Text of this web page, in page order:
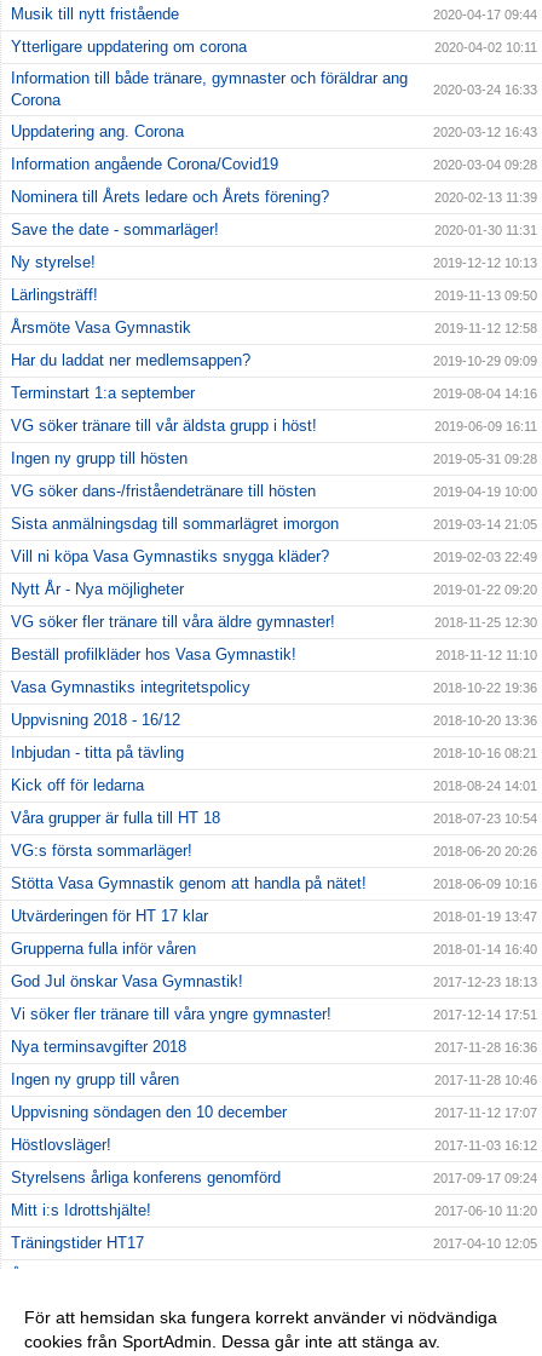
Musik till nytt fristående 2020-04-17 09:44
Ytterligare uppdatering om corona 2020-04-02 10:11
Information till både tränare, gymnaster och föräldrar ang
Corona
2020-03-24 16:33
Uppdatering ang. Corona 2020-03-12 16:43
Information angående Corona/Covid19 2020-03-04 09:28
Nominera till Årets ledare och Årets förening? 2020-02-13 11:39
Save the date - sommarläger! 2020-01-30 11:31
Ny styrelse! 2019-12-12 10:13
Lärlingsträff! 2019-11-13 09:50
Årsmöte Vasa Gymnastik 2019-11-12 12:58
Har du laddat ner medlemsappen? 2019-10-29 09:09
Terminstart 1:a september 2019-08-04 14:16
VG söker tränare till vår äldsta grupp i höst! 2019-06-09 16:11
Ingen ny grupp till hösten 2019-05-31 09:28
VG söker dans-/friståendetränare till hösten 2019-04-19 10:00
Sista anmälningsdag till sommarlägret imorgon 2019-03-14 21:05
Vill ni köpa Vasa Gymnastiks snygga kläder? 2019-02-03 22:49
Nytt År - Nya möjligheter 2019-01-22 09:20
VG söker fler tränare till våra äldre gymnaster! 2018-11-25 12:30
Beställ profilkläder hos Vasa Gymnastik! 2018-11-12 11:10
Vasa Gymnastiks integritetspolicy 2018-10-22 19:36
Uppvisning 2018 - 16/12 2018-10-20 13:36
Inbjudan - titta på tävling 2018-10-16 08:21
Kick off för ledarna 2018-08-24 14:01
Våra grupper är fulla till HT 18 2018-07-23 10:54
VG:s första sommarläger! 2018-06-20 20:26
Stötta Vasa Gymnastik genom att handla på nätet! 2018-06-09 10:16
Utvärderingen för HT 17 klar 2018-01-19 13:47
Grupperna fulla inför våren 2018-01-14 16:40
God Jul önskar Vasa Gymnastik! 2017-12-23 18:13
Vi söker fler tränare till våra yngre gymnaster! 2017-12-14 17:51
Nya terminsavgifter 2018 2017-11-28 16:36
Ingen ny grupp till våren 2017-11-28 10:46
Uppvisning söndagen den 10 december 2017-11-12 17:07
Höstlovsläger! 2017-11-03 16:12
Styrelsens årliga konferens genomförd 2017-09-17 09:24
Mitt i:s Idrottshjälte! 2017-06-10 11:20
Träningstider HT17 2017-04-10 12:05
Höstlovsläger i Rödabergsskolan 2016-10-31 19:33
Vasa Gymnastik fyller 4 år! 2016-10-08 16:59
För att hemsidan ska fungera korrekt använder vi nödvändiga
cookies från SportAdmin. Dessa går inte att stänga av.